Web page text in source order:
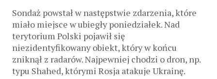
Sondaż powstał w następstwie zdarzenia, które
miało miejsce w ubiegły poniedziałek. Nad
terytorium Polski pojawił się
niezidentyfikowany obiekt, który w końcu
zniknął z radarów. Najpewniej chodzi o dron, np.
typu Shahed, którymi Rosja atakuje Ukrainę.